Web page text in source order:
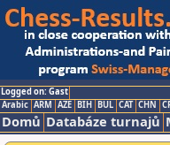
Logged on: Gast
Arabic ARM AZE BIH BUL CAT CHN
Domů Databáze turnajů